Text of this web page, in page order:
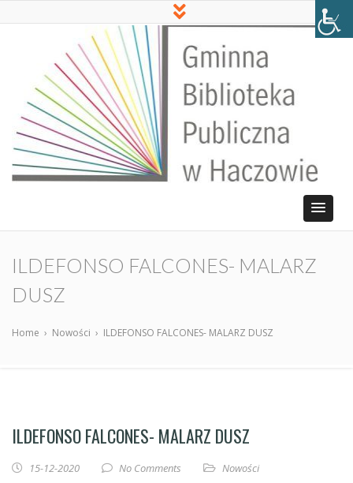
ILDEFONSO FALCONES- MALARZ
DUSZ
Home › Nowości › ILDEFONSO FALCONES- MALARZ DUSZ
ILDEFONSO FALCONES- MALARZ DUSZ
15-12-2020 No Comments
Nowości